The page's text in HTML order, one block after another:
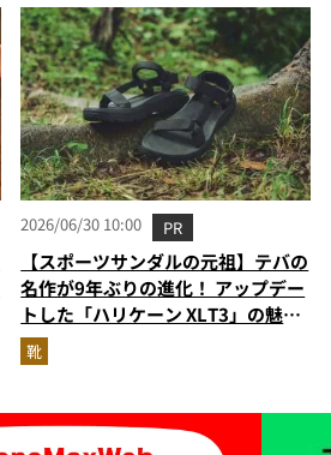
2026/06/30 10:00 PR
【スポーツサンダルの元祖】テバの
名作が9年ぶりの進化！ アップデー
トした「ハリケーン XLT3」の魅力
を識者があらゆる角度から徹底解
説！
靴